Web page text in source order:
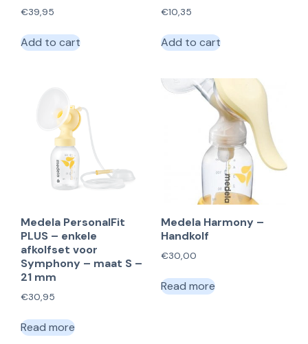
€39,95
Add to cart
€10,35
Add to cart
Medela PersonalFit
PLUS – enkele
afkolfset voor
Symphony – maat S –
21 mm
€30,95
Read more
Medela Harmony –
Handkolf
€30,00
Read more